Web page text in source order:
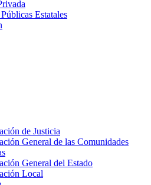
Estatales
de Justicia
General de las Comunidades
General del Estado
Local